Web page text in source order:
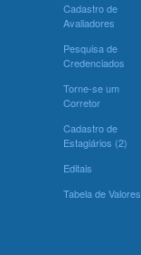
Cadastro de
Avaliadores
Pesquisa de
Credenciados
Torne-se um
Corretor
Cadastro de
Estagiários (2)
Editais
Tabela de Valores